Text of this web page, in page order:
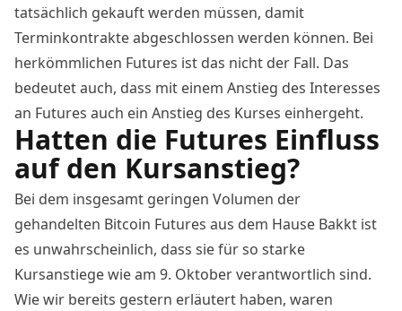
tatsächlich gekauft werden müssen, damit
Terminkontrakte abgeschlossen werden können. Bei
herkömmlichen Futures ist das nicht der Fall. Das
bedeutet auch, dass mit einem Anstieg des Interesses
an Futures auch ein Anstieg des Kurses einhergeht.
Hatten die Futures Einfluss
auf den Kursanstieg?
Bei dem insgesamt geringen Volumen der
gehandelten Bitcoin Futures aus dem Hause Bakkt ist
es unwahrscheinlich, dass sie für so starke
Kursanstiege wie am 9. Oktober verantwortlich sind.
Wie wir bereits gestern erläutert haben, waren